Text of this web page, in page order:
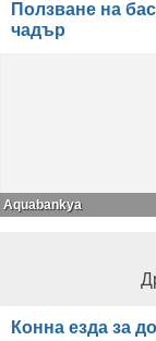
Ползване на
чадър
Aquabankya
Конна езда за